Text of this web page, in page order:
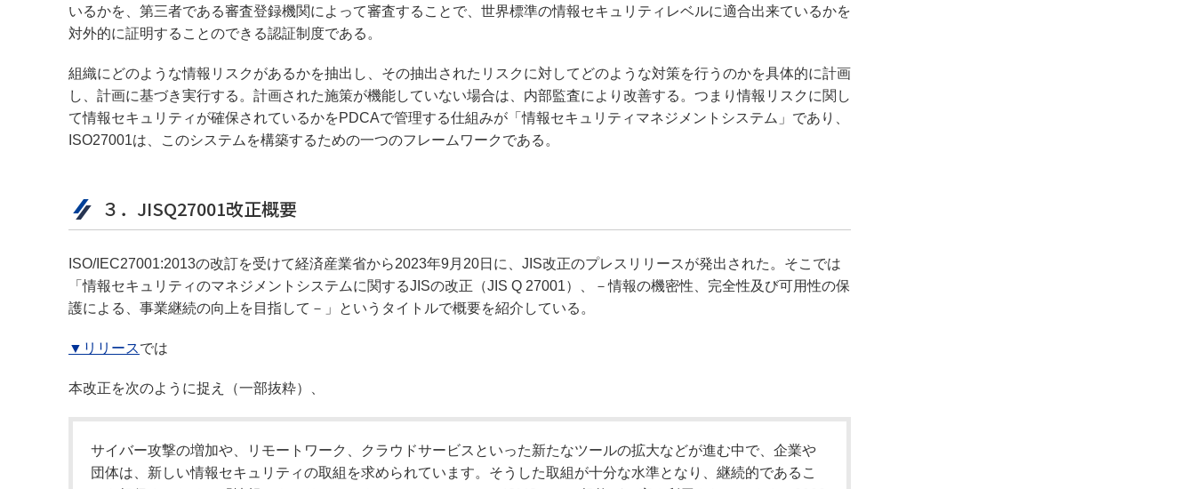
いるかを、第三者である審査登録機関によって審査することで、世界標準の情報セキュリティレベルに適合出来ているかを
対外的に証明することのできる認証制度である。
組織にどのような情報リスクがあるかを抽出し、その抽出されたリスクに対してどのような対策を行うのかを具体的に計画
し、計画に基づき実行する。計画された施策が機能していない場合は、内部監査により改善する。つまり情報リスクに関し
て情報セキュリティが確保されているかをPDCAで管理する仕組みが「情報セキュリティマネジメントシステム」であり、
ISO27001は、このシステムを構築するための一つのフレームワークである。
３．JISQ27001改正概要
ISO/IEC27001:2013の改訂を受けて経済産業省から2023年9月20日に、JIS改正のプレスリリースが発出された。そこでは
「情報セキュリティのマネジメントシステムに関するJISの改正（JIS Q 27001）、－情報の機密性、完全性及び可用性の保
護による、事業継続の向上を目指して－」というタイトルで概要を紹介している。
▼リリースでは
本改正を次のように捉え（一部抜粋）、
サイバー攻撃の増加や、リモートワーク、クラウドサービスといった新たなツールの拡大などが進む中で、企業や
団体は、新しい情報セキュリティの取組を求められています。そうした取組が十分な水準となり、継続的であるこ